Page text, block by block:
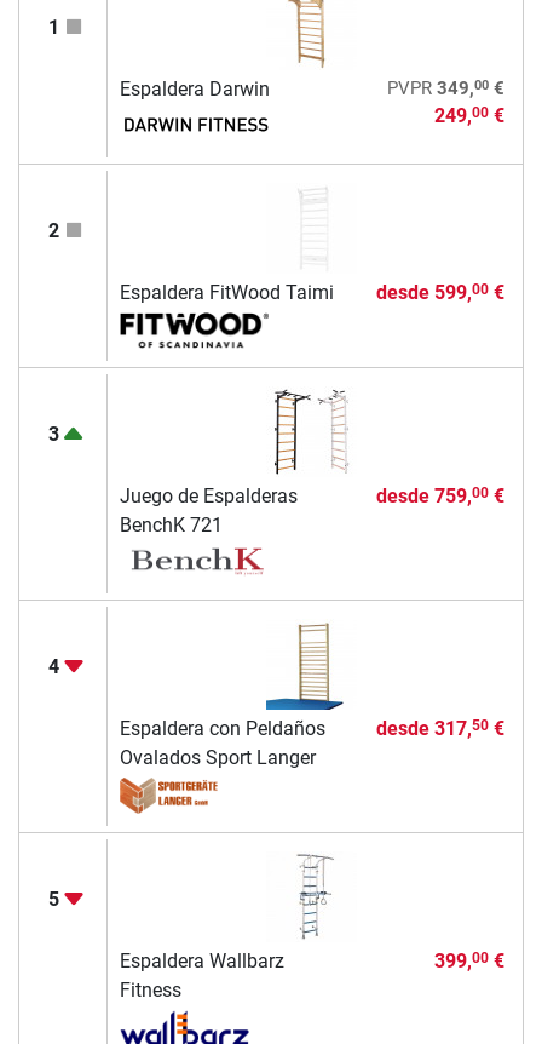
1
Espaldera Darwin PVPR 349,00€
249,00€
2
Espaldera FitWood Taimi desde 599,00€
3
Juego de Espalderas
BenchK 721
desde 759,00€
4
Espaldera con Peldaños
Ovalados Sport Langer
desde 317,50€
5
Espaldera Wallbarz
Fitness
399,00€